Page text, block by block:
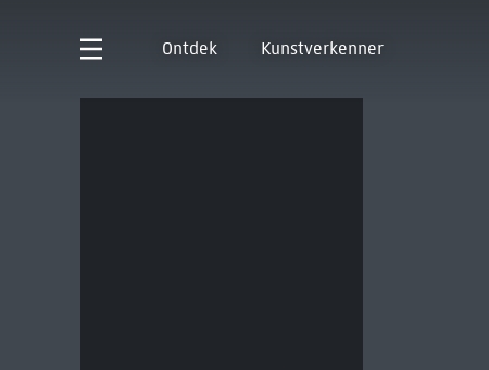
Ontdek Kunstverkenner